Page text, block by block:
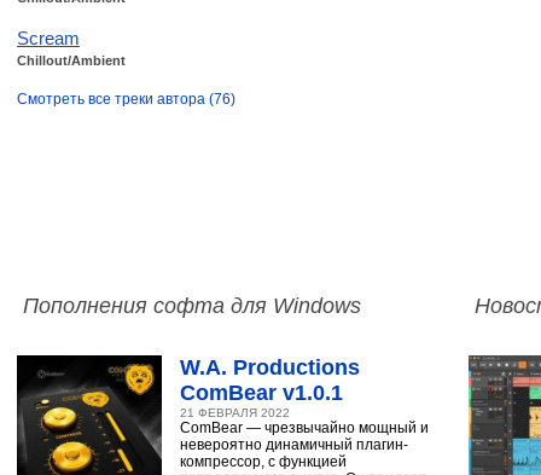
Scream
Chillout/Ambient
Смотреть все треки автора (76)
Пополнения софта для Windows
W.A. Productions
ComBear v1.0.1
21 ФЕВРАЛЯ 2022
ComBear — чрезвычайно мощный и
невероятно динамичный плагин-
компрессор, с функцией